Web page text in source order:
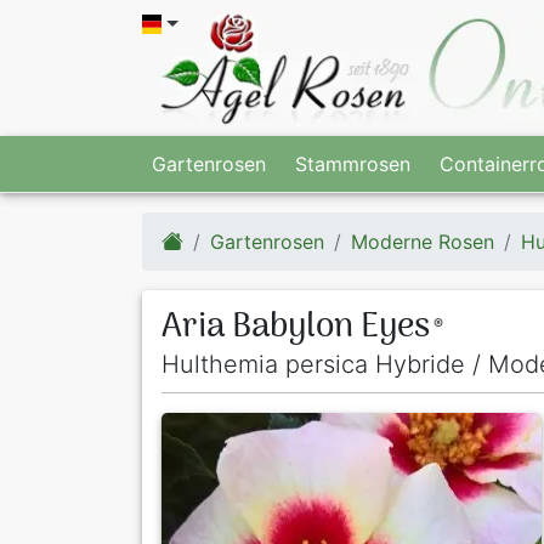
Gartenrosen Stammrosen
Gartenrosen Moderne Rosen
Aria Babylon Eyes ®
Hulthemia persica Hybride /